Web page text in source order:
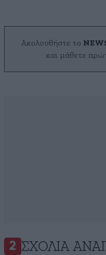
Ακολουθήστε το
και μάθετε
2 ΣΧΌΛΙΑ